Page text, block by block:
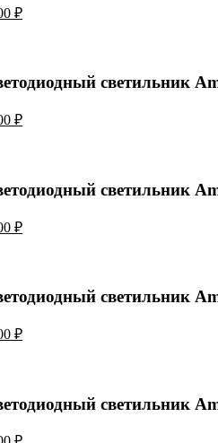
₽.
₽Текущая
светильник
₽Текущая
светильник
₽.
₽Текущая
светильник
₽Текущая
светильник
Текущая